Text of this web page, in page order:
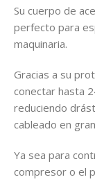
Su cuerpo de
perfecto para
maquinaria.
Gracias a su
conectar hasta
reduciendo
cableado en
Ya sea para
compresor o el